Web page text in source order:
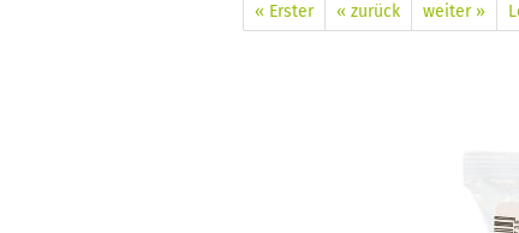
« Erster « zurück weiter »